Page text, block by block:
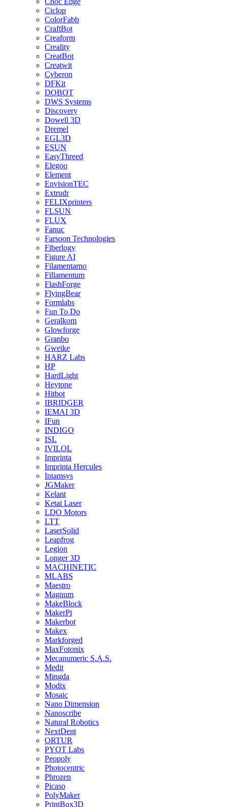
Ciclop
ColorFabb
CraftBot
Creaform
Creality
CreatBot
Creatwit
Cyberon
DFKit
DOBOT
DWS Systems
Discovery
Dowell 3D
Dremel
EGL3D
ESUN
EasyThreed
Elegoo
Element
EnvisionTEC
Extrudr
FELIXprinters
FLSUN
FLUX
Fanuc
Farsoon Technologies
Fiberlogy
Figure AI
Filamentarno
Fillamentum
FlashForge
FlyingBear
Formlabs
Fun To Do
Geralkom
Glowforge
Granbo
Gweike
HARZ Labs
HP
HardLight
Heytone
Hitbot
IBRIDGER
IEMAI 3D
IFun
INDIGO
ISL
IVILOL
Imprinta
Imprinta Hercules
Intamsys
JGMaker
Kelant
Ketai Laser
LDO Motors
LTT
LaserSolid
Leapfrog
Legion
Longer 3D
MACHINETIC
MLABS
Maestro
Magnum
MakeBlock
MakerPi
Makerbot
Makex
Markforged
MaxFotonix
Mecanumeric S.A.S.
Medit
Mingda
Modix
Mosaic
Nano Dimension
Nanoscribe
Natural Robotics
NextDent
ORTUR
PYOT Labs
Peopoly
Photocentric
Phrozen
Picaso
PolyMaker
PrintBox3D